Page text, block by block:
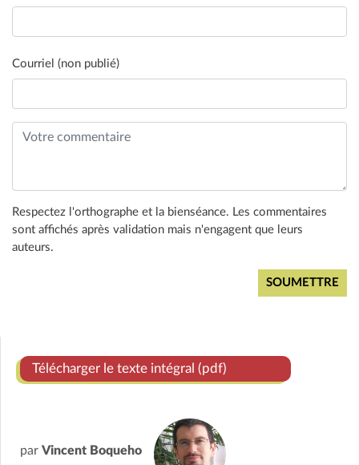
Courriel (non publié)
Respectez l'orthographe et la bienséance. Les commentaires
sont affichés après validation mais n'engagent que leurs
auteurs.
Télécharger le texte intégral (pdf)
par Vincent Boqueho